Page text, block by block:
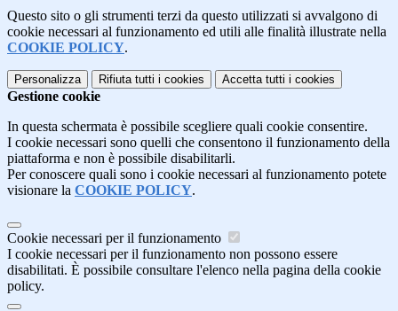
Questo sito o gli strumenti terzi da questo utilizzati si avvalgono di
cookie necessari al funzionamento ed utili alle finalità illustrate nella
COOKIE POLICY.
Personalizza Rifiuta tutti i cookies Accetta tutti i cookies
Gestione cookie
In questa schermata è possibile scegliere quali cookie consentire.
I cookie necessari sono quelli che consentono il funzionamento della
piattaforma e non è possibile disabilitarli.
Per conoscere quali sono i cookie necessari al funzionamento potete
visionare la COOKIE POLICY.
Cookie necessari per il funzionamento
I cookie necessari per il funzionamento non possono essere
disabilitati. È possibile consultare l'elenco nella pagina della cookie
policy.